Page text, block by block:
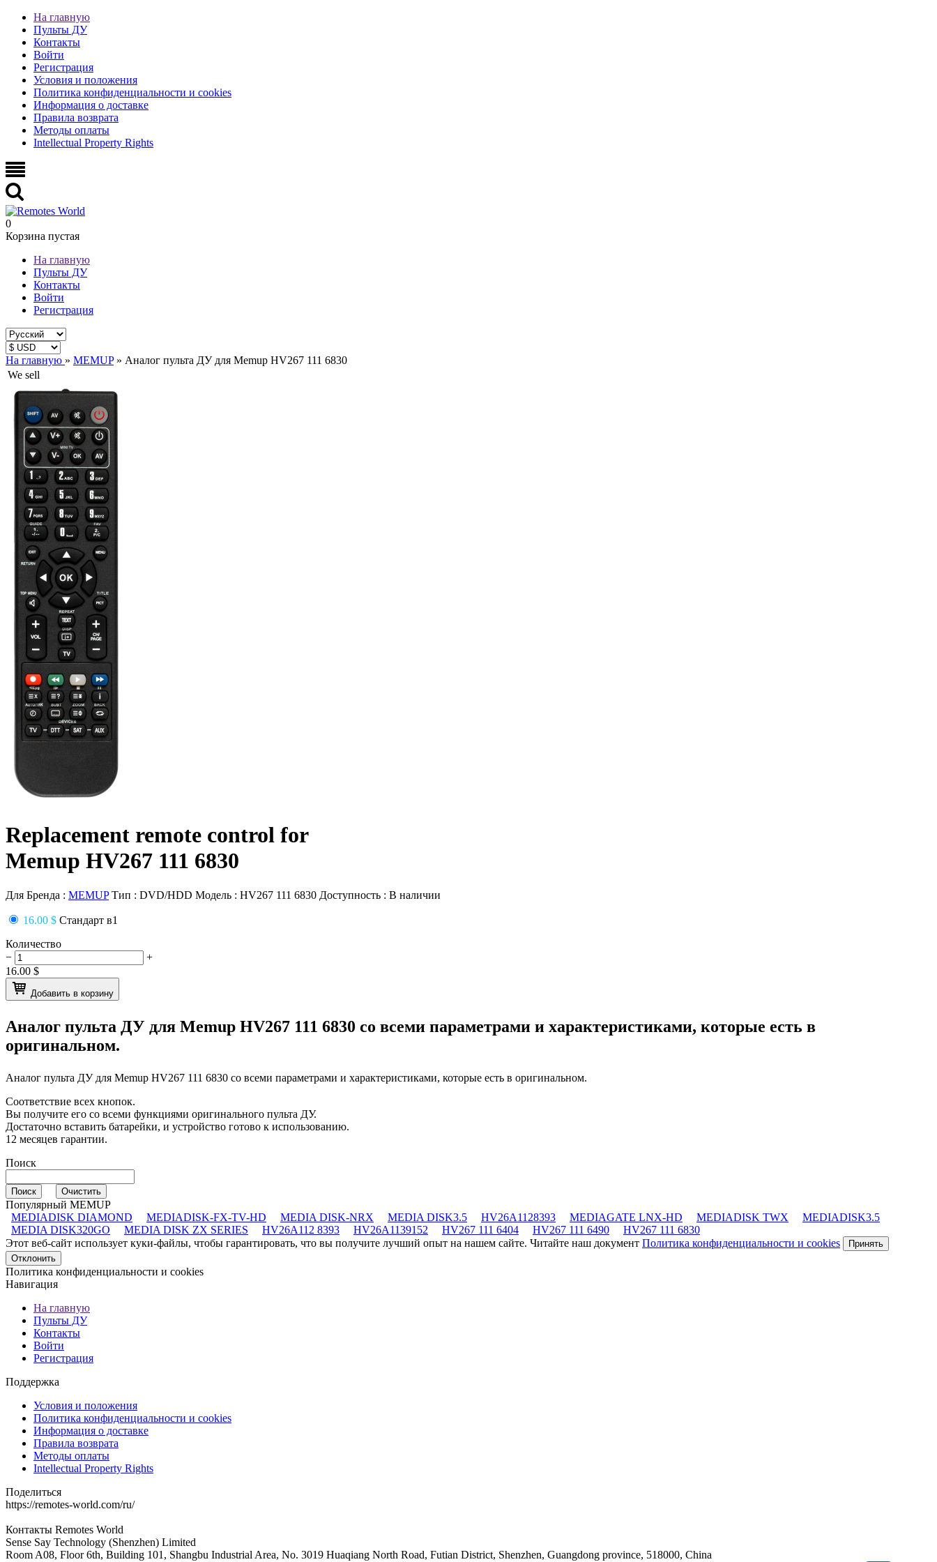
На главную
Пульты ДУ
Контакты
Войти
Регистрация
Условия и положения
Политика конфиденциальности и cookies
Информация о доставке
Правила возврата
Методы оплаты
Intellectual Property Rights
0
Корзина пустая
На главную
Пульты ДУ
Контакты
Войти
Регистрация
На главную » MEMUP » Аналог пульта ДУ для Memup HV267 111 6830
We sell
Replacement remote control for
Memup HV267 111 6830
Для Бренда : MEMUP Тип : DVD/HDD Модель : HV267 111 6830 Доступность : В наличии
16.00 $ Стандарт в1
Количество
−
+
16.00 $
Добавить в корзину
Аналог пульта ДУ для Memup HV267 111 6830 со всеми параметрами и характеристиками, которые есть в
оригинальном.
Аналог пульта ДУ для Memup HV267 111 6830 со всеми параметрами и характеристиками, которые есть в оригинальном.
Соответствие всех кнопок.
Вы получите его со всеми функциями оригинального пульта ДУ.
Достаточно вставить батарейки, и устройство готово к использованию.
12 месяцев гарантии.
Поиск
Популярный MEMUP
MEDIADISK DIAMOND
MEDIADISK-FX-TV-HD MEDIA DISK-NRX MEDIA DISK3.5 HV26A1128393 MEDIAGATE LNX-HD MEDIADISK TWX
MEDIADISK3.5
MEDIA DISK320GO
MEDIA DISK ZX SERIES HV26A112 8393 HV26A1139152 HV267 111 6404 HV267 111 6490
HV267 111 6830
Этот веб-сайт использует куки-файлы, чтобы гарантировать, что вы получите лучший опыт на нашем сайте. Читайте наш документ Политика конфиденциальности и cookies
Принять
Отклонить
Политика конфиденциальности и cookies
Навигация
На главную
Пульты ДУ
Контакты
Войти
Регистрация
Поддержка
Условия и положения
Политика конфиденциальности и cookies
Информация о доставке
Правила возврата
Методы оплаты
Intellectual Property Rights
Поделиться
https://remotes-world.com/ru/
Контакты Remotes World
Sense Say Technology (Shenzhen) Limited
Room A08, Floor 6th, Building 101, Shangbu Industrial Area, No. 3019 Huaqiang North Road, Futian District, Shenzhen, Guangdong province, 518000, China